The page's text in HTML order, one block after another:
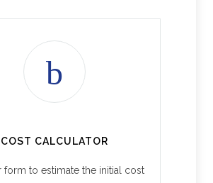
COST CALCULATOR
form to estimate the initial cost